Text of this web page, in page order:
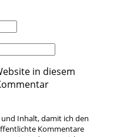
in diesem
und Inhalt, damit ich den
Kommentare